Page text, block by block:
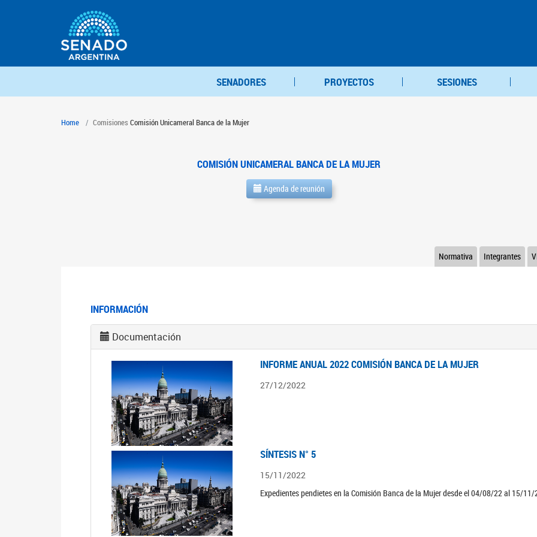
SENADORES PROYECTOS SESIONES
Home Comisiones Comisión Unicameral Banca de la Mujer
COMISIÓN UNICAMERAL BANCA DE LA MUJER
Agenda de reunión
Integrantes
Normativa
INFORMACIÓN
Documentación
INFORME ANUAL 2022 COMISIÓN BANCA DE LA MUJER
27/12/2022
SÍNTESIS N° 5
15/11/2022
Expedientes pendietes en la Comisión Banca de la Mujer desde el 04/08/22 al 15/